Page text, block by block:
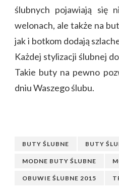
ślubnych pojawiają się
welonach, ale także na
jak i botkom dodają
Każdej stylizacji ślubnej
Takie buty na pewno
dniu Waszego ślubu.
BUTY ŚLUBNE BUTY
MODNE BUTY ŚLUBNE
OBUWIE ŚLUBNE 2015